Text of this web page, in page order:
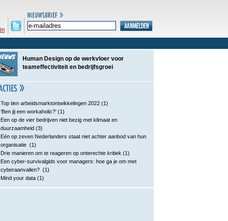
Human Design op de werkvloer voor
teameffectiviteit en bedrijfsgroei
Top tien arbeidsmarktontwikkelingen 2022 (1)
‘Ben jij een workaholic?’ (1)
Een op de vier bedrijven niet bezig met klimaat en
duurzaamheid (3)
Eén op zeven Nederlanders staat niet achter aanbod van hun
organisatie (1)
Drie manieren om te reageren op onterechte kritiek (1)
Een cyber-survivalgids voor managers: hoe ga je om met
cyberaanvallen? (1)
Mind your data (1)